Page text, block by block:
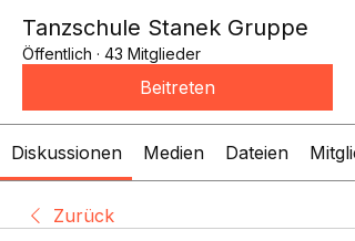
Tanzschule Stanek Gruppe
Öffentlich · 43 Mitglieder
Beitreten
Diskussionen Medien Dateien
Zurück